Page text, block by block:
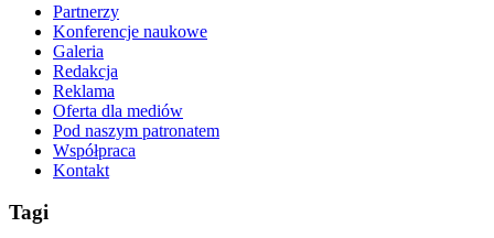
Partnerzy
Konferencje naukowe
Galeria
Redakcja
Reklama
Oferta dla mediów
Pod naszym patronatem
Współpraca
Kontakt
Tagi